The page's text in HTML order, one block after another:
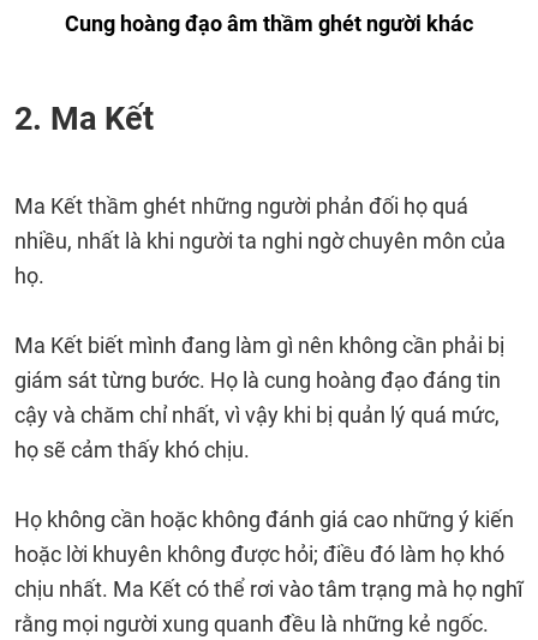
Cung hoàng đạo âm thầm ghét người khác
2. Ma Kết
Ma Kết thầm ghét những người phản đối họ quá
nhiều, nhất là khi người ta nghi ngờ chuyên môn của
họ.
Ma Kết biết mình đang làm gì nên không cần phải bị
giám sát từng bước. Họ là cung hoàng đạo đáng tin
cậy và chăm chỉ nhất, vì vậy khi bị quản lý quá mức,
họ sẽ cảm thấy khó chịu.
Họ không cần hoặc không đánh giá cao những ý kiến ​​
hoặc lời khuyên không được hỏi; điều đó làm họ khó
chịu nhất. Ma Kết có thể rơi vào tâm trạng mà họ nghĩ
rằng mọi người xung quanh đều là những kẻ ngốc.